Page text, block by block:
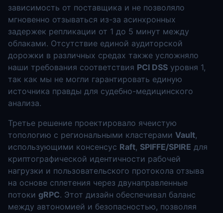
зависимость от поставщика и не позволяло
мгновенно отзываться из-за асинхронных
задержек репликации от 1 до 5 минут между
облаками. Отсутствие единой аудиторской
дорожки в различных средах также усложняло
наши требования соответствия PCI DSS уровня 1,
так как мы не могли гарантировать единую
источника правды для судебно-медицинского
анализа.
Третье решение проектировало ячеистую
топологию с региональными кластерами Vault,
использующими консенсус Raft, SPIFFE/SPIRE для
криптографической идентичности рабочей
нагрузки и пользовательского протокола отзыва
на основе сплетения через двунаправленные
потоки gRPC. Этот дизайн обеспечивал баланс
между автономией и безопасностью, позволяя